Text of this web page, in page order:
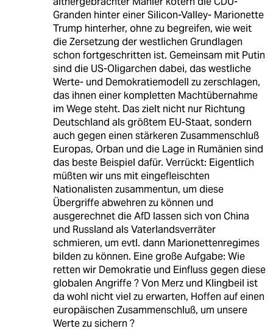
Granden hinter einer Silicon-Valley- Marionette
Trump hinterher, ohne zu begreifen, wie weit
die Zersetzung der westlichen Grundlagen
schon fortgeschritten ist. Gemeinsam mit Putin
sind die US-Oligarchen dabei, das westliche
Werte- und Demokratiemodell zu zerschlagen,
das ihnen einer kompletten Machtübernahme
im Wege steht. Das zielt nicht nur Richtung
Deutschland als größtem EU-Staat, sondern
auch gegen einen stärkeren Zusammenschluß
Europas, Orban und die Lage in Rumänien sind
das beste Beispiel dafür. Verrückt: Eigentlich
müßten wir uns mit eingefleischten
Nationalisten zusammentun, um diese
Übergriffe abwehren zu können und
ausgerechnet die AfD lassen sich von China
und Russland als Vaterlandsverräter
schmieren, um evtl. dann Marionettenregimes
bilden zu können. Eine große Aufgabe: Wie
retten wir Demokratie und Einfluss gegen diese
globalen Angriffe ? Von Merz und Klingbeil ist
da wohl nicht viel zu erwarten, Hoffen auf einen
europäischen Zusammenschluß, um unsere
Werte zu sichern ?